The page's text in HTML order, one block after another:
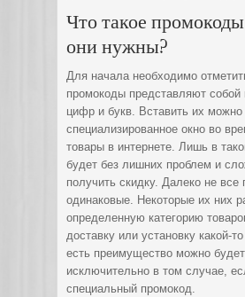
Что такое
они нужны?
Для начала необходимо
промокоды представляют собой
цифр и букв. Вставить их можно
специализированное окно во
товары в интернете. Лишь в
будет без лишних проблем и
получить скидку. Далеко не все
одинаковые. Некоторые их них
определенную категорию
доставку или установку какой-
есть преимущество можно
исключительно в том случае,
специальный промокод.